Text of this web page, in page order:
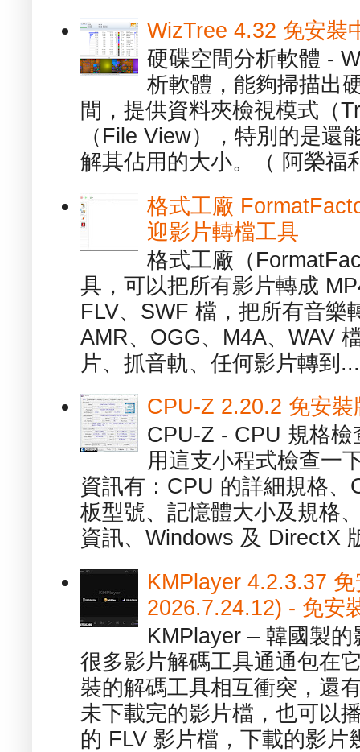
WizTree 4.32 免安裝
硬碟空間分析軟體 -
析軟體，能夠掃描出
間，提供資料夾檢視模式（
（File View），特別的是還
解其佔用的大小。（ 阿榮福
格式工廠
迎影片轉檔工具
格式工廠（
具，可以把所有影片轉成
FLV、SWF 檔，把所有音樂
AMR、OGG、M4A、WAV
片、抓音軌、任何影片轉到...
CPU-Z 2.20.2 免安
CPU-Z - CPU 規格
用這支小程式檢查一
資訊有：CPU 的詳細規格
板型號、記憶體大小及規格
資訊、Windows 及 DirectX
KMPlayer 4.2.3.37
2026.7.24.12) - 免安
KMPlayer – 韓國製
很多影片解碼工具通通包在
裝的解碼工具相互衝突，還
未下載完的影片檔，也可以
的 FLV 影片檔，下載的影片